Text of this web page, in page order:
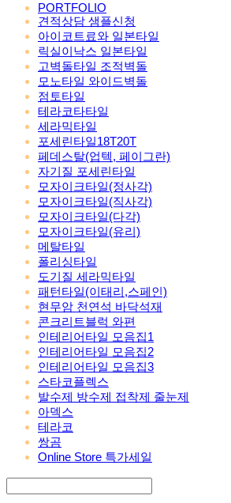
PORTFOLIO
견적상담 샘플신청
아이코트료와 일본타일
릭실이낙스 일본타일
고벽돌타일 조적벽돌
모노타일 와이드벽돌
점토타일
테라코타타일
세라믹타일
포세린타일18T20T
페데스탈(업텍, 페이그란)
자기질 포세린타일
모자이크타일(정사각)
모자이크타일(직사각)
모자이크타일(다각)
모자이크타일(유리)
메탈타일
폴리싱타일
도기질 세라믹타일
패턴타일(이태리,스페인)
현무암 천연석 바닥석재
콘크리트블럭 와편
인테리어타일 모음집1
인테리어타일 모음집2
인테리어타일 모음집3
스타코플렉스
발수제 방수제 접착제 줄눈제
아덱스
테라코
쌍곰
Online Store 특가세일